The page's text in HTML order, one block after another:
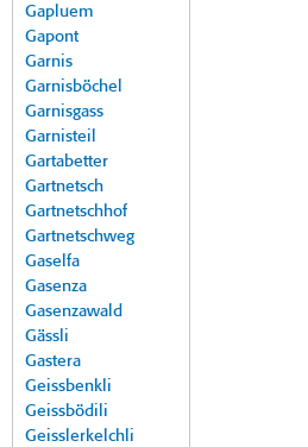
Gapluem
Gapont
Garnis
Garnisböchel
Garnisgass
Garnisteil
Gartabetter
Gartnetsch
Gartnetschhof
Gartnetschweg
Gaselfa
Gasenza
Gasenzawald
Gässli
Gastera
Geissbenkli
Geissbödili
Geisslerkelchli